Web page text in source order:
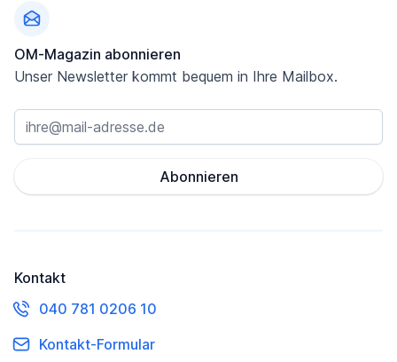
OM-Magazin abonnieren
Unser Newsletter kommt bequem in Ihre Mailbox.
Abonnieren
Kontakt
040 781 0206 10
Kontakt-Formular